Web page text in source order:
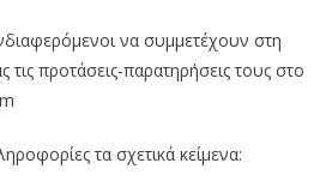
να συμμετέχουν στη
τις προτάσεις-παρατηρήσεις τους στο
τα σχετικά κείμενα: